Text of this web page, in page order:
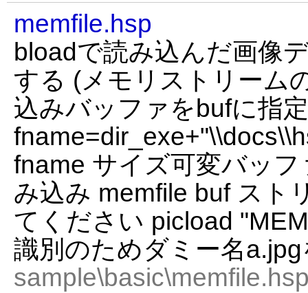
memfile.hsp
bloadで読み込んだ画像
する (メモリストリーム
込みバッファをbufに指定
fname サイズ可変バッ
み込み memfile buf スト
てください picload
識別のためダミー名